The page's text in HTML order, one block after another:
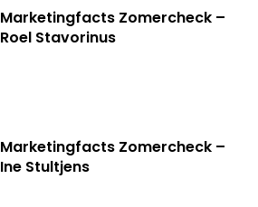
Marketingfacts Zomercheck –
Roel Stavorinus
Marketingfacts Zomercheck –
Ine Stultjens